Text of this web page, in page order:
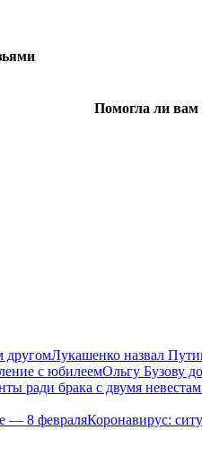
Помогла ли вам
Лукашенко назвал
Ольгу Бузову
Коронавирус: